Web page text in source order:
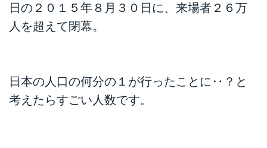
日の２０１５年８月３０日に、来場者２６万
人を超えて閉幕。
日本の人口の何分の１が行ったことに‥？と
考えたらすごい人数です。